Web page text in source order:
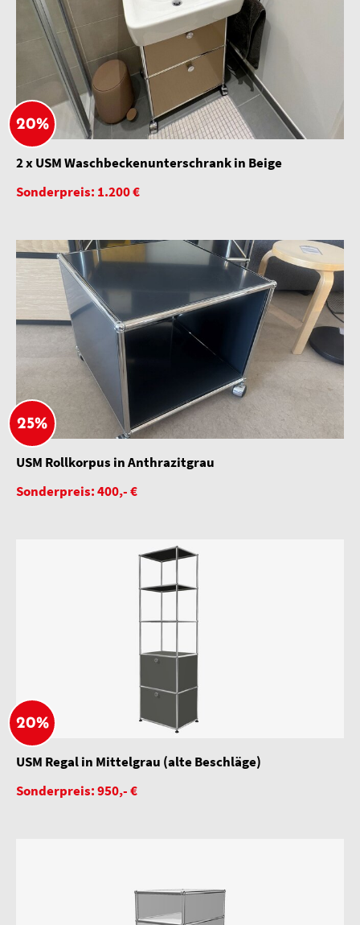
20%
2 x USM Waschbeckenunterschrank in Beige
Sonderpreis: 1.200 €
25%
USM Rollkorpus in Anthrazitgrau
Sonderpreis: 400,- €
20%
USM Regal in Mittelgrau (alte Beschläge)
Sonderpreis: 950,- €